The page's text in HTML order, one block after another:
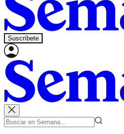
Suscríbete